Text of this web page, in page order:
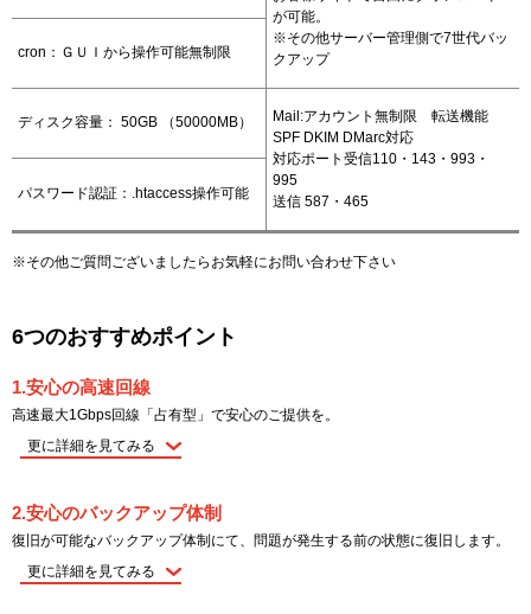
が可能。
※その他サーバー管理側で7世代バッ
クアップ
cron：ＧＵＩから操作可能無制限
ディスク容量： 50GB （50000MB）
Mail:アカウント無制限 転送機能
SPF DKIM DMarc対応
対応ポート受信110・143・993・
995
送信 587・465
パスワード認証：.htaccess操作可能
※その他ご質問ございましたらお気軽にお問い合わせ下さい
6つのおすすめポイント
1.安心の高速回線
高速最大1Gbps回線「占有型」で安心のご提供を。
更に詳細を見てみる
2.安心のバックアップ体制
復旧が可能なバックアップ体制にて、問題が発生する前の状態に復旧します。
更に詳細を見てみる